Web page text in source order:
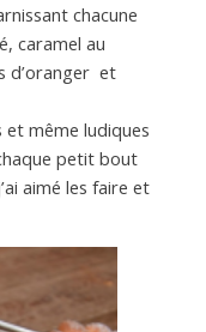
chacune
caramel au
d’oranger et
et même ludiques
petit bout
aimé les faire et